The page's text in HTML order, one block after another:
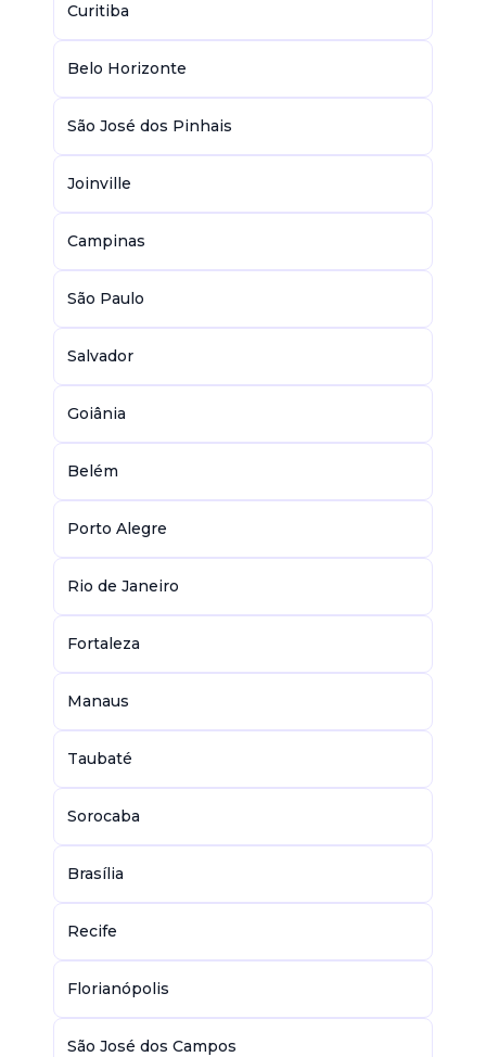
Curitiba
Belo Horizonte
São José dos Pinhais
Joinville
Campinas
São Paulo
Salvador
Goiânia
Belém
Porto Alegre
Rio de Janeiro
Fortaleza
Manaus
Taubaté
Sorocaba
Brasília
Recife
Florianópolis
São José dos Campos